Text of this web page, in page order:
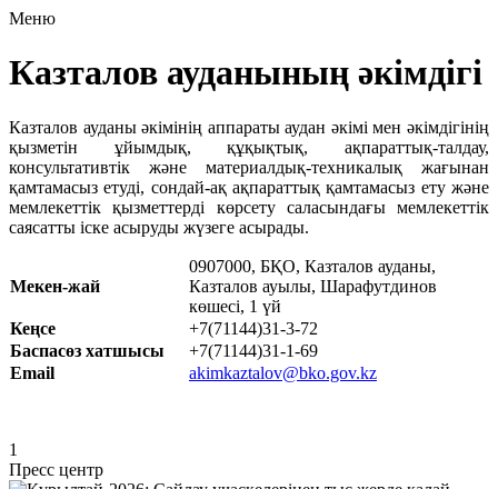
Меню
Казталов ауданының әкімдігі
Казталов ауданы әкімінің аппараты аудан әкімі мен әкімдігінің
қызметін ұйымдық, құқықтық, ақпараттық-талдау,
консультативтік және материалдық-техникалық жағынан
қамтамасыз етуді, сондай-ақ ақпараттық қамтамасыз ету және
мемлекеттік қызметтерді көрсету саласындағы мемлекеттік
саясатты іске асыруды жүзеге асырады.
Мекен-жай
0907000, БҚО, Казталов ауданы,
Казталов ауылы, Шарафутдинов
көшесі, 1 үй
Кеңсе
+7(71144)31-3-72
Баспасөз хатшысы
+7(71144)31-1-69
Email
akimkaztalov@bko.gov.kz
1
Пресс центр